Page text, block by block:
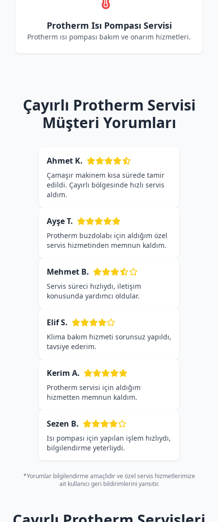
Protherm Isı Pompası Servisi
Protherm ısı pompası bakım ve onarım hizmetleri.
Çayırlı Protherm Servisi
Müşteri Yorumları
Ahmet K.
Çamaşır makinem kısa sürede tamir
edildi. Çayırlı bölgesinde hızlı servis
aldım.
Ayşe T.
Protherm buzdolabı için aldığım özel
servis hizmetinden memnun kaldım.
Mehmet B.
Servis süreci hızlıydı, iletişim
konusunda yardımcı oldular.
Elif S.
Klima bakım hizmeti sorunsuz yapıldı,
tavsiye ederim.
Kerim A.
Protherm servisi için aldığım
hizmetten memnun kaldım.
Sezen B.
Isı pompası için yapılan işlem hızlıydı,
bilgilendirme yeterliydi.
*Yorumlar bilgilendirme amaçlıdır ve özel servis hizmetlerimize
ait kullanıcı geri bildirimlerini yansıtır.